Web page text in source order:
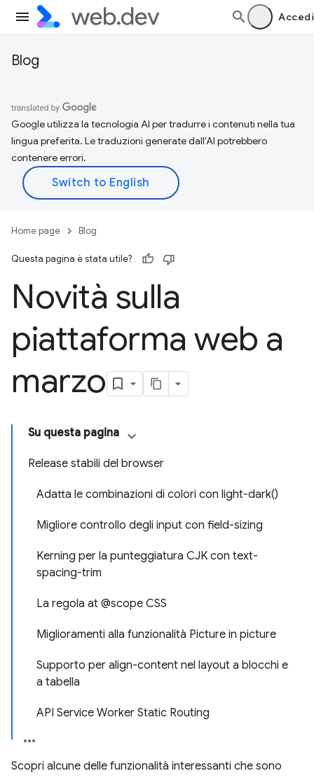
Accedi
Blog
Google utilizza la tecnologia AI per tradurre i contenuti nella tua
lingua preferita. Le traduzioni generate dall'AI potrebbero
contenere errori.
Home page Blog
Questa pagina è stata utile?
Novità sulla
piattaforma web a
marzo
Su questa pagina
Release stabili del browser
Adatta le combinazioni di colori con light-dark()
Migliore controllo degli input con field-sizing
Kerning per la punteggiatura CJK con text-
spacing-trim
La regola at @scope CSS
Miglioramenti alla funzionalità Picture in picture
Supporto per align-content nel layout a blocchi e
a tabella
API Service Worker Static Routing
Scopri alcune delle funzionalità interessanti che sono